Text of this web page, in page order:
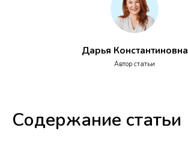
Дарья Константиновна
Автор статьи
Содержание статьи